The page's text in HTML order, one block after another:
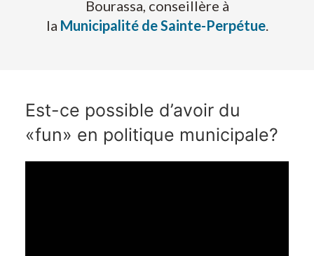
Bourassa, conseillère à
la Municipalité de Sainte-Perpétue.
Est-ce possible d’avoir du
«fun» en politique municipale?